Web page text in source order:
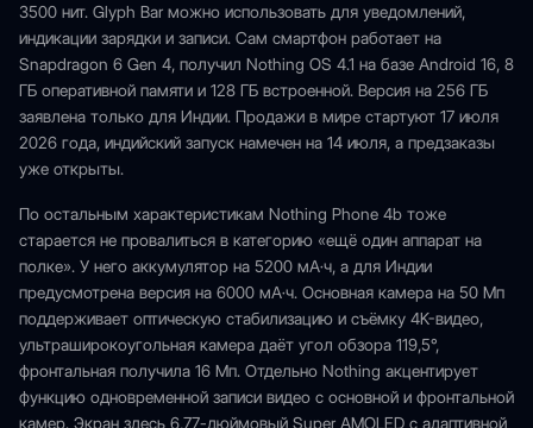
3500 нит. Glyph Bar можно использовать для уведомлений,
индикации зарядки и записи. Сам смартфон работает на
Snapdragon 6 Gen 4, получил Nothing OS 4.1 на базе Android 16, 8
ГБ оперативной памяти и 128 ГБ встроенной. Версия на 256 ГБ
заявлена только для Индии. Продажи в мире стартуют 17 июля
2026 года, индийский запуск намечен на 14 июля, а предзаказы
уже открыты.
По остальным характеристикам Nothing Phone 4b тоже
старается не провалиться в категорию «ещё один аппарат на
полке». У него аккумулятор на 5200 мА·ч, а для Индии
предусмотрена версия на 6000 мА·ч. Основная камера на 50 Мп
поддерживает оптическую стабилизацию и съёмку 4K-видео,
ультраширокоугольная камера даёт угол обзора 119,5°,
фронтальная получила 16 Мп. Отдельно Nothing акцентирует
функцию одновременной записи видео с основной и фронтальной
камер. Экран здесь 6,77-дюймовый Super AMOLED с адаптивной